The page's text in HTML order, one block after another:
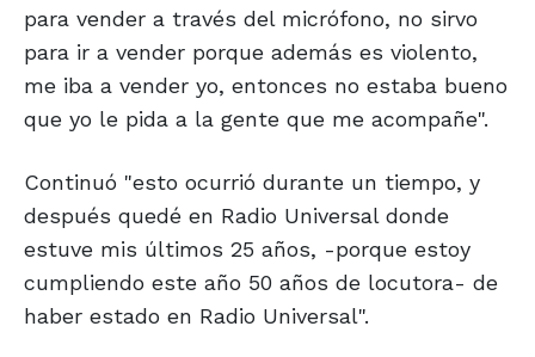
para vender a través del micrófono, no sirvo
para ir a vender porque además es violento,
me iba a vender yo, entonces no estaba bueno
que yo le pida a la gente que me acompañe".
Continuó "esto ocurrió durante un tiempo, y
después quedé en Radio Universal donde
estuve mis últimos 25 años, -porque estoy
cumpliendo este año 50 años de locutora- de
haber estado en Radio Universal".